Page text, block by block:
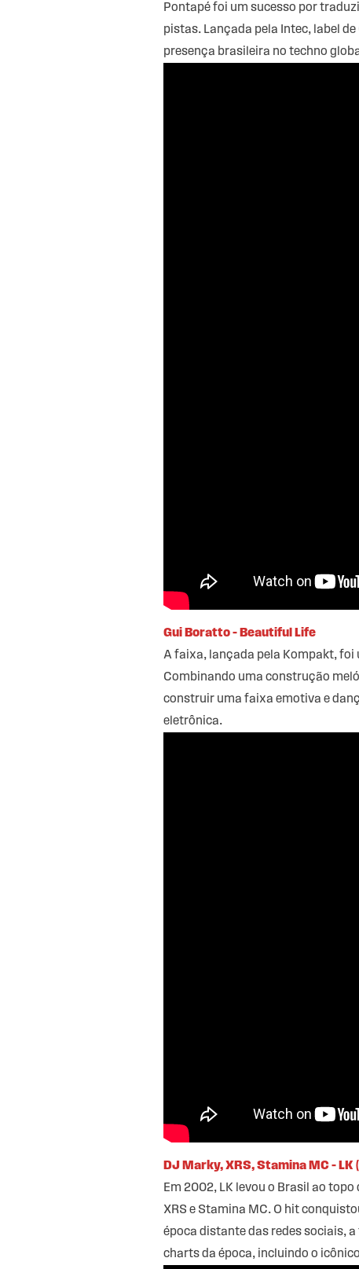
Pontapé foi um sucesso por
pistas. Lançada pela Intec, label
presença brasileira no techno
Gui Boratto – Beautiful Life
A faixa, lançada pela Kompakt, foi
Combinando uma construção
construir uma faixa emotiva e
eletrônica.
DJ Marky, XRS, Stamina MC – LK
Em 2002, LK levou o Brasil ao
XRS e Stamina MC. O hit
época distante das redes sociais,
charts da época, incluindo o